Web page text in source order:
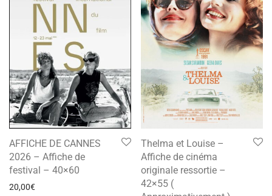
AFFICHE DE CANNES
2026 – Affiche de
festival – 40×60
20,00€
Thelma et Louise –
Affiche de cinéma
originale ressortie –
42×55 (